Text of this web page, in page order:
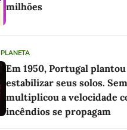
milhões
PLANETA
Em 1950, Portugal
estabilizar seus solos.
multiplicou a velocidade
incêndios se propagam